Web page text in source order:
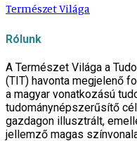
Természet Világa
Rólunk
A Természet Világa a
(TIT) havonta megjelenő
a magyar vonatkozású
tudománynépszerűsítő
gazdagon illusztrált,
jellemző magas